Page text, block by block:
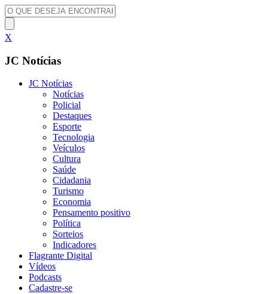
X
JC Notícias
JC Notícias
Notícias
Policial
Destaques
Esporte
Tecnologia
Veículos
Cultura
Saúde
Cidadania
Turismo
Economia
Pensamento positivo
Política
Sorteios
Indicadores
Flagrante Digital
Vídeos
Podcasts
Cadastre-se